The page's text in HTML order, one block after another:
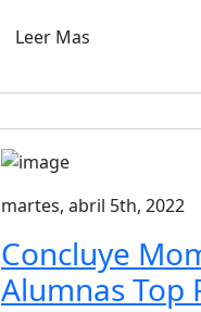
Leer Mas
martes, abril 5th, 2022
Concluye
Alumnas Top